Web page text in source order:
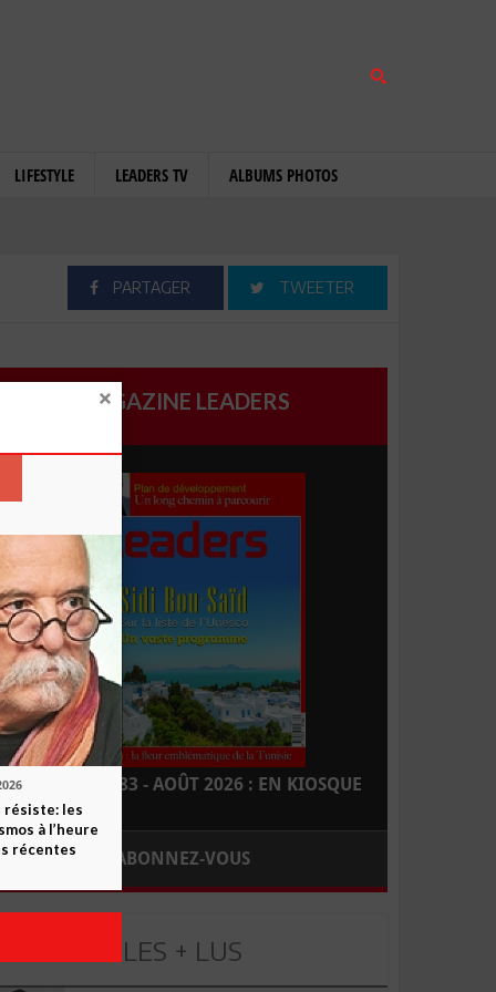
LIFESTYLE LEADERS TV ALBUMS PHOTOS
PARTAGER TWEETER
MAGAZINE LEADERS
LEADERS N° 183 - AOÛT 2026 : EN KIOSQUE
ABONNEZ-VOUS
LES + LUS
résiste: les
à l’heure
récentes